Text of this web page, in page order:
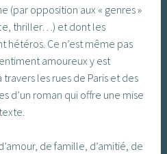
(par opposition aux « genres »
thriller…) et dont les
hétéros. Ce n’est même pas
amoureux y est
les rues de Paris et des
d’un roman qui offre une mise
de famille, d’amitié, de